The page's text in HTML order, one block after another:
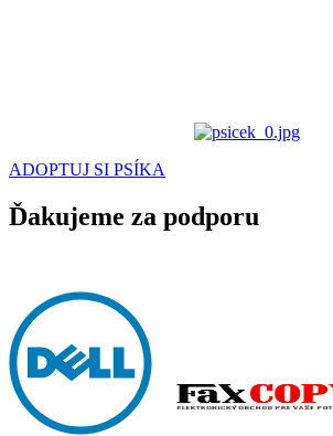
ADOPTUJ SI PSÍKA
Ďakujeme za podporu